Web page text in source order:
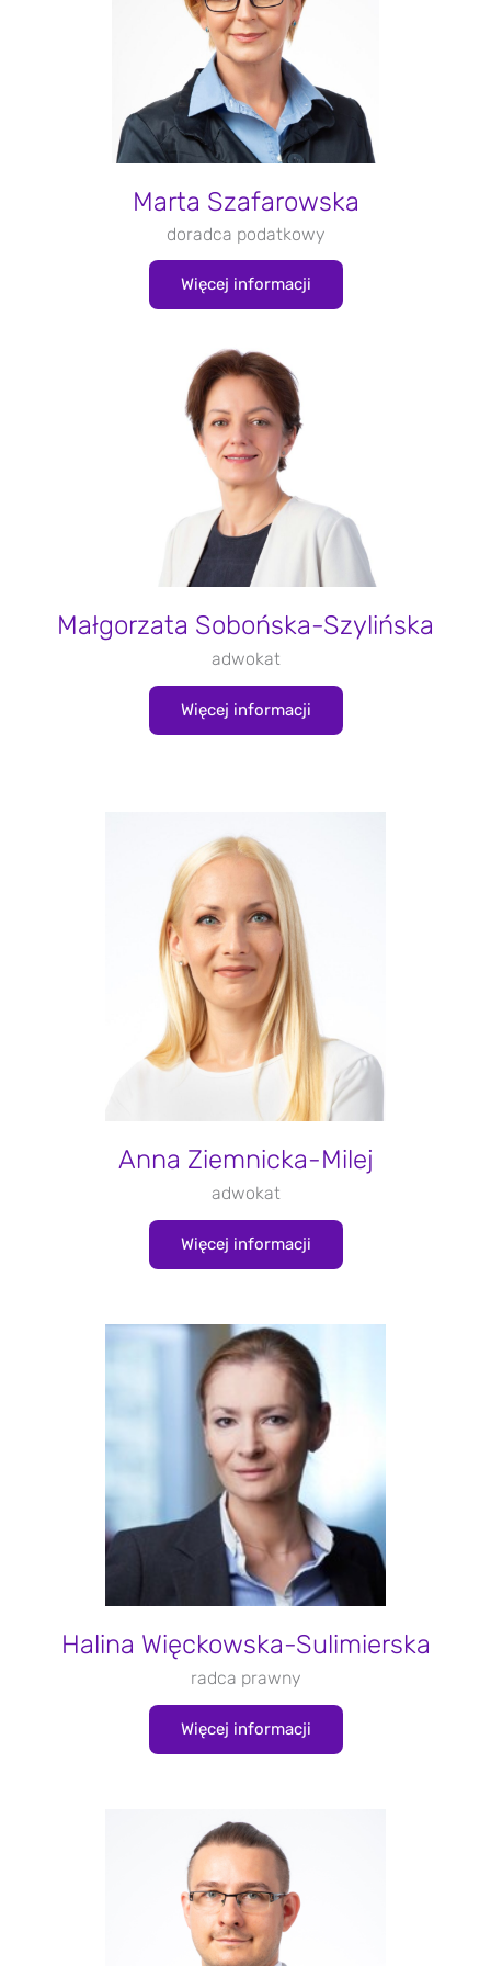
Marta Szafarowska
doradca podatkowy
Więcej informacji
Małgorzata Sobońska-Szylińska
adwokat
Więcej informacji
Anna Ziemnicka-Milej
adwokat
Więcej informacji
Halina Więckowska-Sulimierska
radca prawny
Więcej informacji